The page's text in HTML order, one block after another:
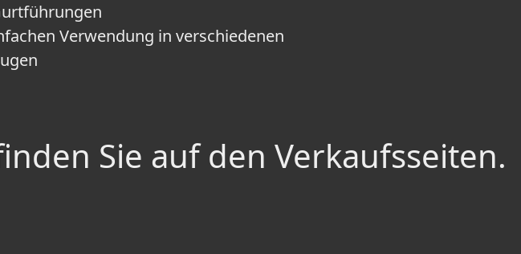
Verwendung in verschiedenen
Sie auf den Verkaufsseiten.